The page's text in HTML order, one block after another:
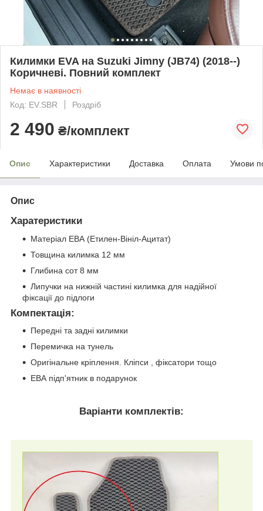
Килимки EVA на Suzuki Jimny (JB74) (2018--)
Коричневі. Повний комплект
Немає в наявності
Код: EV.SBR
Роздріб
2 490 ₴/комплект
Опис Характеристики Доставка Оплата Умови
Опис
Харатеристики
Матеріал ЕВА (Етилен-Вініл-Ацитат)
Товщина килимка 12 мм
Глибина сот 8 мм
Липучки на нижній частині килимка для надійної
фіксації до підлоги
Компектація:
Передні та задні килимки
Перемичка на тунель
Оригінальне кріплення. Кліпси , фіксатори тощо
ЕВА підп'ятник в подарунок
Варіанти комплектів: